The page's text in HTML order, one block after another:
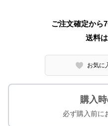
ご注文確定から
送料
お気に
購入
必ず購入前に